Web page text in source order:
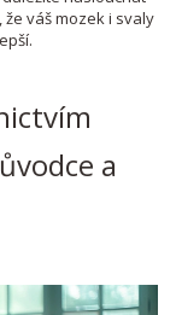
váš mozek i svaly
a